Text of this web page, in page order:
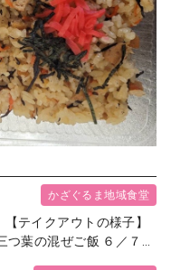
かざぐるま地域食堂
テイクアウトの様子】
葉の混ぜご飯 ６／７...